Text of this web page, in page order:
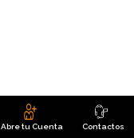
Abre tu Cuenta Contactos